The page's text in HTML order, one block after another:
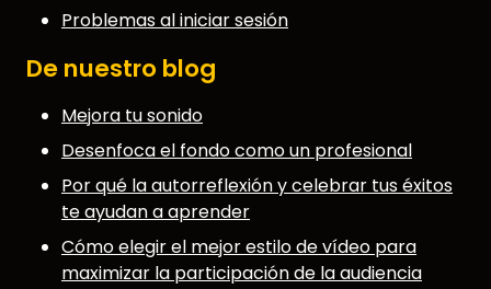
Problemas al iniciar sesión
De nuestro blog
Mejora tu sonido
Desenfoca el fondo como un profesional
Por qué la autorreflexión y celebrar tus éxitos
te ayudan a aprender
Cómo elegir el mejor estilo de vídeo para
maximizar la participación de la audiencia